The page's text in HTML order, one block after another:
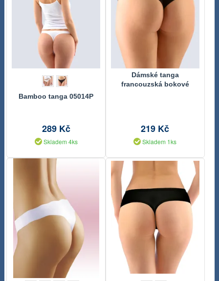
Bamboo tanga 05014P
289 Kč
Skladem 4ks
Dámské tanga
francouzská bokové
219 Kč
Skladem 1ks